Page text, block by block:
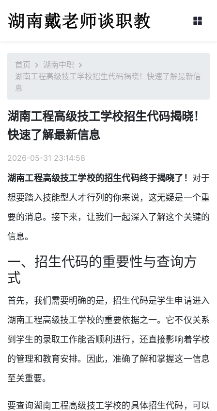
首页
湖南中职
湖南工程高级技工学校招生代码揭晓！快速了解最新信
息
湖南工程高级技工学校招生代码揭晓！
快速了解最新信息
2026-05-31 23:14:58
湖南工程高级技工学校的招生代码终于揭晓了！ 对于
想要踏入技能型人才行列的你来说，这无疑是一个重
要的消息。接下来，让我们一起深入了解这个关键的
信息。
一、招生代码的重要性与查询方
式
首先，我们需要明确的是，招生代码是学生申请进入
湖南工程高级技工学校的重要依据之一。它不仅关系
到学生的录取工作能否顺利进行，还直接影响着学校
的管理和教育安排。因此，准确了解和掌握这一信息
至关重要。
要查询湖南工程高级技工学校的具体招生代码，可以